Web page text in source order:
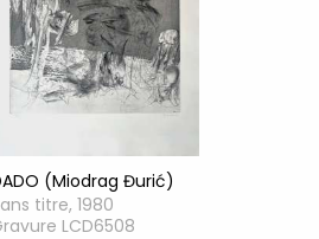
(Miodrag Đurić)
titre, 1980
LCD6508